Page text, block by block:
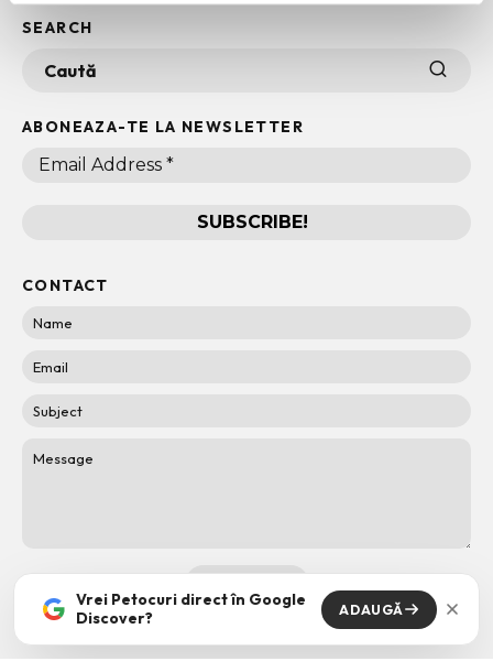
SEARCH
ABONEAZA-TE LA NEWSLETTER
CONTACT
Vrei Petocuri direct în Google
Discover?
ADAUGĂ